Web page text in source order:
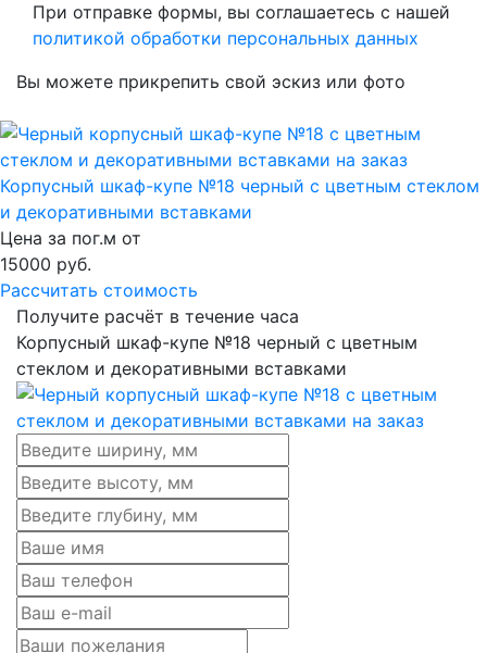
При отправке формы, вы соглашаетесь с нашей
политикой обработки персональных данных
Вы можете прикрепить свой эскиз или фото
Корпусный шкаф-купе №18 черный с цветным стеклом
и декоративными вставками
Цена за пог.м от
15000 руб.
Рассчитать стоимость
Получите расчёт в течение часа
Корпусный шкаф-купе №18 черный с цветным
стеклом и декоративными вставками